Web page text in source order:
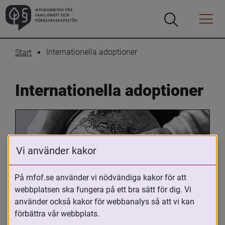
Öppna
Öppna
Menyn
Start Internationella adoptioner
Internationella adoptioner
Oavsett om du är adopterad,
adoptivförälder eller arbetar med
Vi använder kakor
På mfof.se använder vi nödvändiga kakor för att
webbplatsen ska fungera på ett bra sätt för dig. Vi
använder också kakor för webbanalys så att vi kan
förbättra vår webbplats.